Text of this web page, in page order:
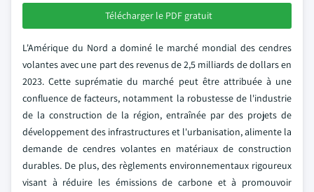
Télécharger le PDF gratuit
L'Amérique du Nord a dominé le marché mondial des cendres
volantes avec une part des revenus de 2,5 milliards de dollars en
2023. Cette suprématie du marché peut être attribuée à une
confluence de facteurs, notamment la robustesse de l'industrie
de la construction de la région, entraînée par des projets de
développement des infrastructures et l'urbanisation, alimente la
demande de cendres volantes en matériaux de construction
durables. De plus, des règlements environnementaux rigoureux
visant à réduire les émissions de carbone et à promouvoir